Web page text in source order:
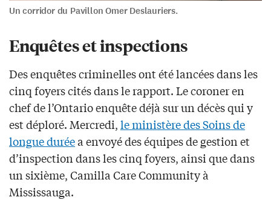
Un corridor du Pavillon Omer Deslauriers.
Enquêtes et inspections
Des enquêtes criminelles ont été lancées dans les
cinq foyers cités dans le rapport. Le coroner en
chef de l’Ontario enquête déjà sur un décès qui y
est déploré. Mercredi,le ministère des Soins de
longue duréea envoyé des équipes de gestion et
d’inspection dans les cinq foyers, ainsi que dans
un sixième, Camilla Care Community à
Mississauga.